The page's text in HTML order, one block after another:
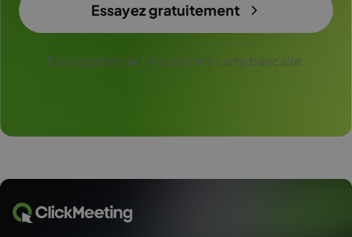
Essayez gratuitement
Essai gratuit de 14 jours sans carte bancaire.